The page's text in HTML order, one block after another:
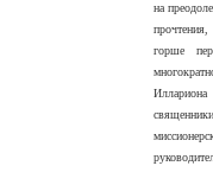
на
горше